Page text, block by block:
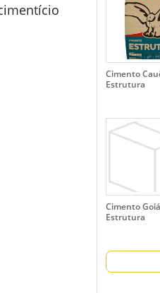
Cimento
Estrutura
Cimento
Estrutura